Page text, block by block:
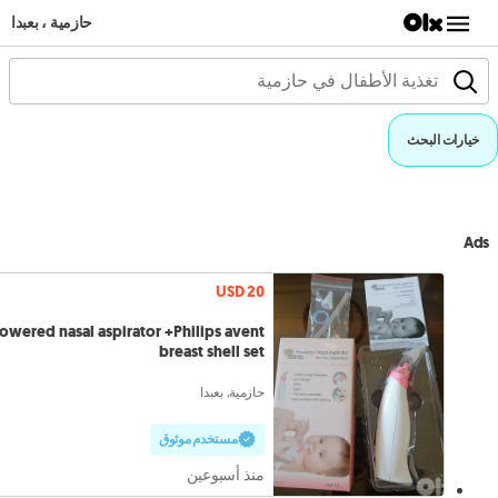
حازمية ، بعبدا
خيارات البحث
Ads
USD 20
nasal aspirator +Philips avent
breast shell set
حازمية, بعبدا
مستخدم موثوق
منذ أسبوعين